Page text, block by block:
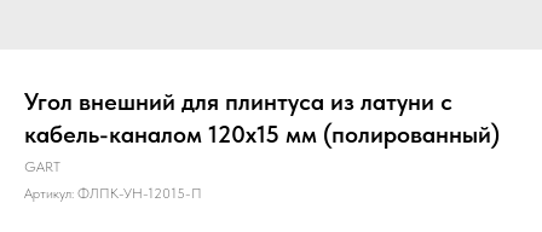
Угол внешний для плинтуса из латуни с
кабель-каналом 120х15 мм (полированный)
GART
Артикул: ФЛПК-УН-12015-П